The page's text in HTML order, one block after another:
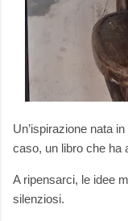
Un’ispirazione nata
caso, un libro che ha
A ripensarci, le idee
silenziosi.